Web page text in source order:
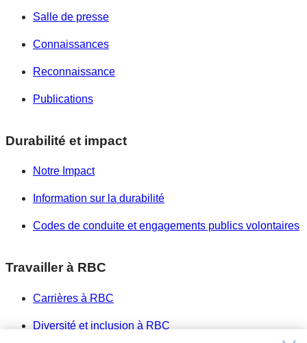
Salle de presse
Connaissances
Reconnaissance
Publications
Durabilité et impact
Notre Impact
Information sur la durabilité
Codes de conduite et engagements publics volontaires
Travailler à RBC
Carrières à RBC
Diversité et inclusion à RBC